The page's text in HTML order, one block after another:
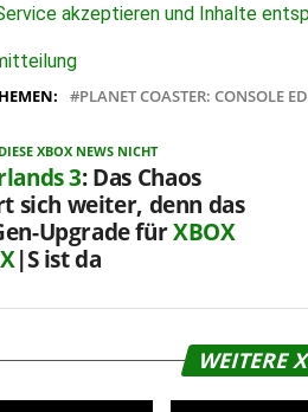
akzeptieren und Inhalte
PLANET COASTER: CONSOLE
XBOX NEWS NICHT
3: Das Chaos
sich weiter, denn das
Upgrade fürXBOX
|S ist da
WEITERE